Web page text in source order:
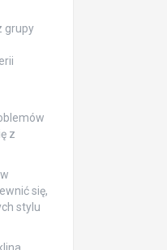
grupy
z
się,
stylu